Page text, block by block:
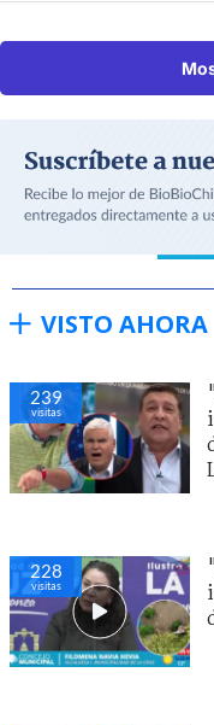
VISTO AHORA
239
visitas
228
visitas